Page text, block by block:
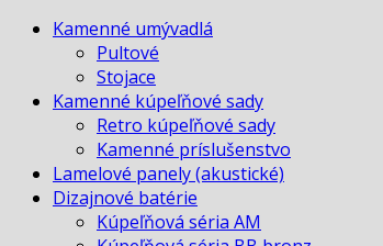
Kamenné umývadlá
Pultové
Stojace
Kamenné kúpeľňové sady
Retro kúpeľňové sady
Kamenné príslušenstvo
Lamelové panely (akustické)
Dizajnové batérie
Kúpeľňová séria AM